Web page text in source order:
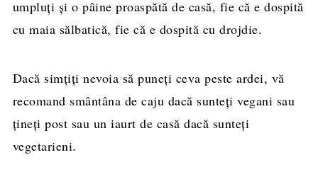
umpluți și o pâine proaspătă de casă, fie că e dospită
cu maia sălbatică, fie că e dospită cu drojdie.
Dacă simțiți nevoia să puneți ceva peste ardei, vă
recomand smântâna de caju dacă sunteți vegani sau
țineți post sau un iaurt de casă dacă sunteți
vegetarieni.